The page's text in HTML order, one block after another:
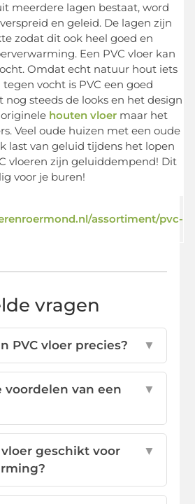
meerdere lagen bestaat, word
en geleid. De lagen zijn
zodat dit ook heel goed en
Een PVC vloer kan
Omdat echt natuur hout iets
vocht is PVC een goed
nog steeds de looks en het design
houten vloer maar het
Veel oude huizen met een oude
last van geluid tijdens het lopen
vloeren zijn geluiddempend! Dit
voor je buren!
assortiment/pvc-
vragen
PVC vloer precies? ▼
voordelen van een
▼
vloer geschikt voor
▼